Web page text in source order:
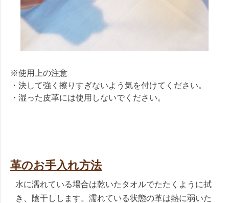
※使用上の注意
・決して強く擦りすぎないよう気を付けてください。
・湿った皮革には使用しないでください。
革のお手入れ方法
水に濡れている場合は乾いたタオルでたたくように拭
き、陰干しします。濡れている状態の革は熱に弱いた